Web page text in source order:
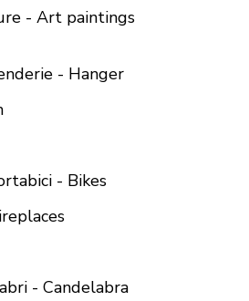
- Art paintings
- Hanger
- Bikes
- Candelabra